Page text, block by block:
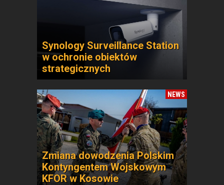
Synology Surveillance Station
w ochronie obiektów
strategicznych
NEWS
Zmiana dowodzenia Polskim
Kontyngentem Wojskowym
KFOR w Kosowie